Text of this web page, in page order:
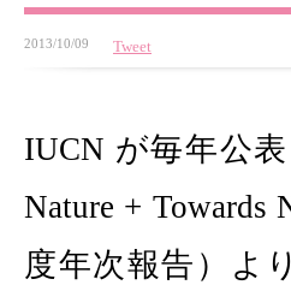
2013/10/09 Tweet
IUCN が毎年公
Nature + Towards
度年次報告）よ